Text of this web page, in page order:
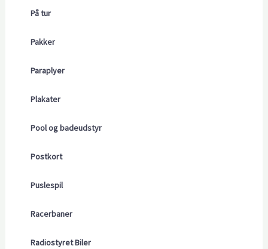
På tur
Pakker
Paraplyer
Plakater
Pool og badeudstyr
Postkort
Puslespil
Racerbaner
Radiostyret Biler